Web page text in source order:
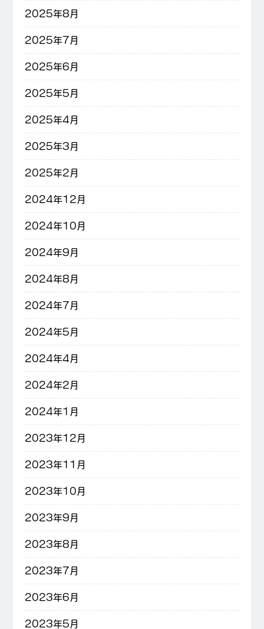
2025年8月
2025年7月
2025年6月
2025年5月
2025年4月
2025年3月
2025年2月
2024年12月
2024年10月
2024年9月
2024年8月
2024年7月
2024年5月
2024年4月
2024年2月
2024年1月
2023年12月
2023年11月
2023年10月
2023年9月
2023年8月
2023年7月
2023年6月
2023年5月